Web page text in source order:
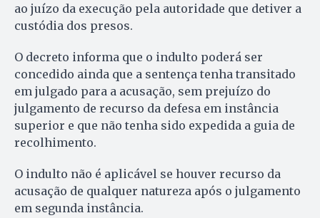
ao juízo da execução pela autoridade que detiver a
custódia dos presos.
O decreto informa que o indulto poderá ser
concedido ainda que a sentença tenha transitado
em julgado para a acusação, sem prejuízo do
julgamento de recurso da defesa em instância
superior e que não tenha sido expedida a guia de
recolhimento.
O indulto não é aplicável se houver recurso da
acusação de qualquer natureza após o julgamento
em segunda instância.